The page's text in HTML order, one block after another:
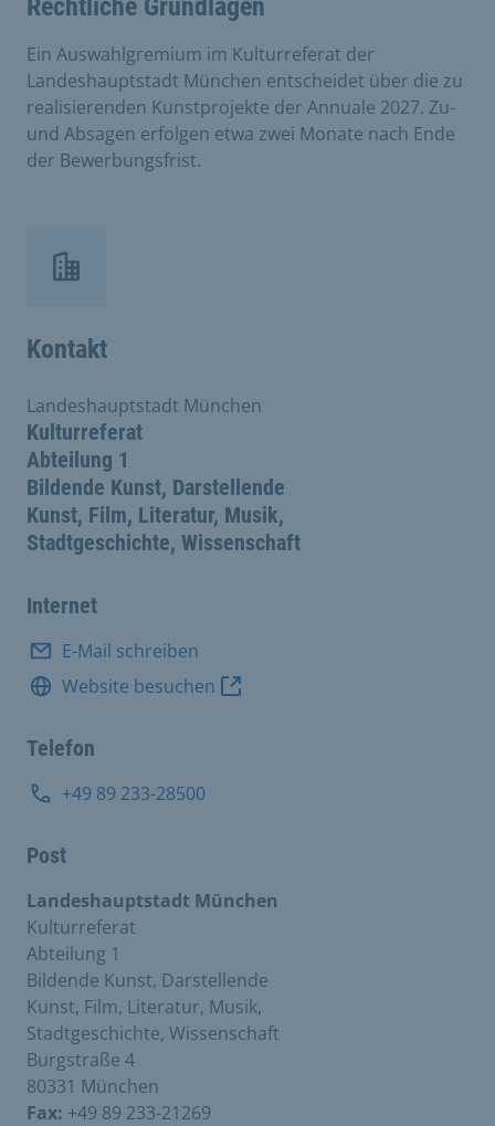
Rechtliche Grundlagen
Ein Auswahlgremium im Kulturreferat der
Landeshauptstadt München entscheidet über die zu
realisierenden Kunstprojekte der Annuale 2027. Zu-
und Absagen erfolgen etwa zwei Monate nach Ende
der Bewerbungsfrist.
Kontakt
Kulturreferat
Abteilung 1
Bildende Kunst, Darstellende
Kunst, Film, Literatur, Musik,
Stadtgeschichte, Wissenschaft
Landeshauptstadt München
Internet
E-Mail schreiben
Website besuchen
Telefon
+49 89 233-28500
Post
Landeshauptstadt München
Kulturreferat
Abteilung 1
Bildende Kunst, Darstellende
Kunst, Film, Literatur, Musik,
Stadtgeschichte, Wissenschaft
Burgstraße 4
80331 München
Fax: +49 89 233-21269